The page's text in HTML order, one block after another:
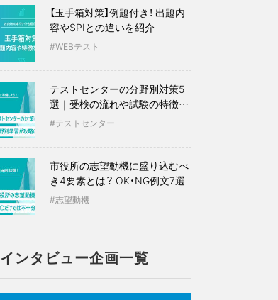
【玉手箱対策】例題付き！ 出題内
容やSPIとの違いを紹介
WEBテスト
テストセンターの分野別対策5
選｜受検の流れや試験の特徴も
紹介
テストセンター
市役所の志望動機に盛り込むべ
き4要素とは？ OK・NG例文7選
志望動機
インタビュー企画一覧